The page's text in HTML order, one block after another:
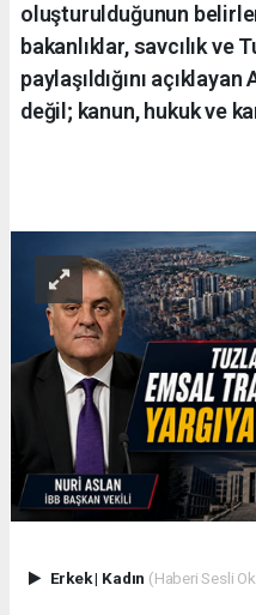
oluşturulduğunun
bakanlıklar, savcılık ve
paylaşıldığını
değil; kanun, hukuk ve
Erkek| Kadın (Haberi Sesli